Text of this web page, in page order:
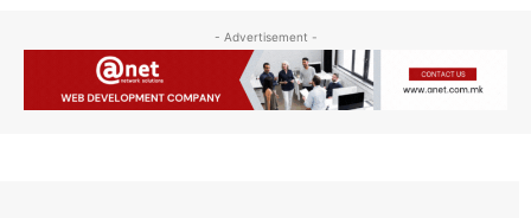
- Advertisement -